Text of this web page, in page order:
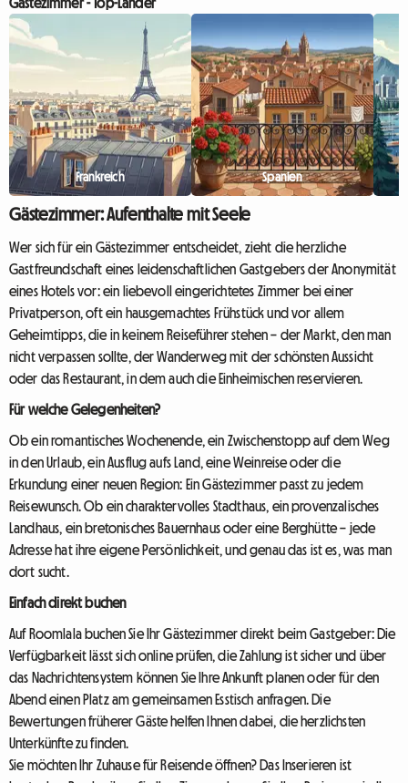
Suche nach einer Unterkunft
während solcher Stoßzeiten zur
echten Herausforderung werden
kann. Hotels s...
Budget zu sprengen.
der ma...
Frankreich Spanien
Gästezimmer: Aufenthalte mit Seele
Wer sich für ein Gästezimmer entscheidet, zieht die herzliche
Gastfreundschaft eines leidenschaftlichen Gastgebers der Anonymität
eines Hotels vor: ein liebevoll eingerichtetes Zimmer bei einer
Privatperson, oft ein hausgemachtes Frühstück und vor allem
Geheimtipps, die in keinem Reiseführer stehen – der Markt, den man
nicht verpassen sollte, der Wanderweg mit der schönsten Aussicht
oder das Restaurant, in dem auch die Einheimischen reservieren.
Für welche Gelegenheiten?
Ob ein romantisches Wochenende, ein Zwischenstopp auf dem Weg
in den Urlaub, ein Ausflug aufs Land, eine Weinreise oder die
Erkundung einer neuen Region: Ein Gästezimmer passt zu jedem
Reisewunsch. Ob ein charaktervolles Stadthaus, ein provenzalisches
Landhaus, ein bretonisches Bauernhaus oder eine Berghütte – jede
Adresse hat ihre eigene Persönlichkeit, und genau das ist es, was man
dort sucht.
Einfach direkt buchen
Auf Roomlala buchen Sie Ihr Gästezimmer direkt beim Gastgeber: Die
Verfügbarkeit lässt sich online prüfen, die Zahlung ist sicher und über
das Nachrichtensystem können Sie Ihre Ankunft planen oder für den
Abend einen Platz am gemeinsamen Esstisch anfragen. Die
Bewertungen früherer Gäste helfen Ihnen dabei, die herzlichsten
Unterkünfte zu finden.
Sie möchten Ihr Zuhause für Reisende öffnen? Das Inserieren ist